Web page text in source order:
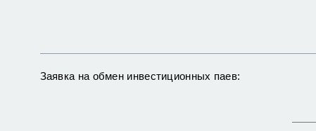
Заявка на обмен инвестиционных паев: